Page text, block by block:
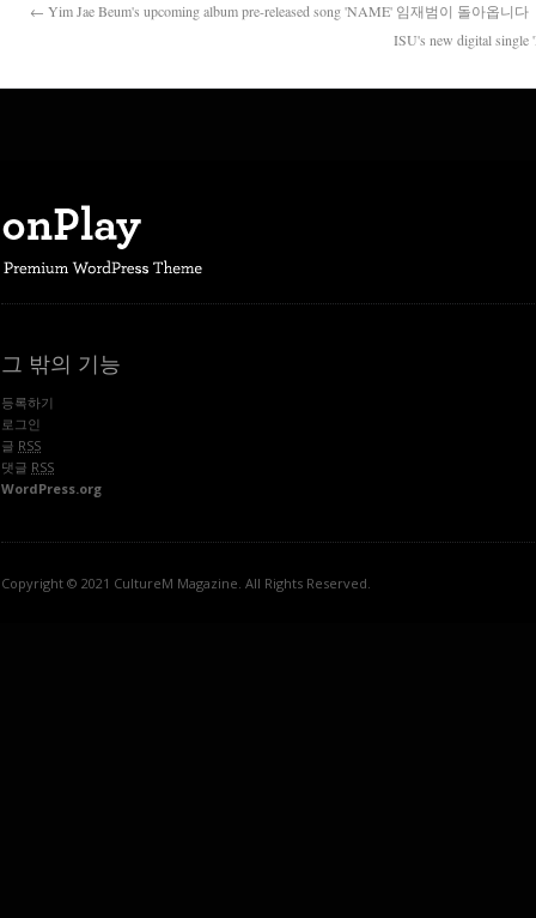
← Yim Jae Beum's upcoming album pre-released song 'NAME' 임재범이 돌아옵니다
ISU's new digital
그 밖의 기능
등록하기
로그인
글 RSS
댓글 RSS
WordPress.org
Copyright © 2021 CultureM Magazine. All Rights Reserved.